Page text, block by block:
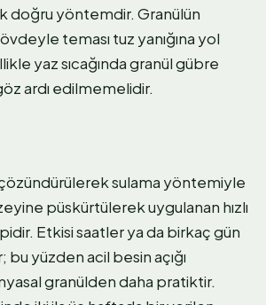
doğru yöntemdir. Granülün
teması tuz yanığına yol
yaz sıcağında granül gübre
ardı edilmemelidir.
çözündürülerek sulama yöntemiyle
püskürtülerek uygulanan hızlı
Etkisi saatler ya da birkaç gün
yüzden acil besin açığı
granülden daha pratiktir.